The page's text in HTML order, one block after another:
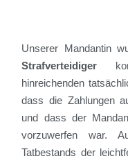
Unserer Mandantin
Strafverteidiger
hinreichenden
dass die Zahlungen
und dass der
vorzuwerfenwar.
Tatbestands der